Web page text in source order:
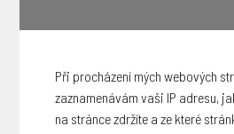
Při procházení mých webových
zaznamenávám vaši IP adresu,
na stránce zdržíte a ze které